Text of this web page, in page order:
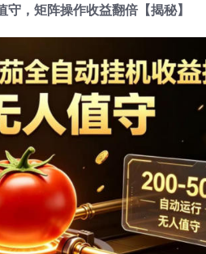
，矩阵操作收益翻倍【揭秘】